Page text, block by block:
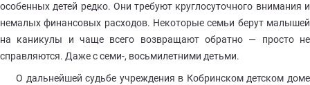
особенных детей редко. Они требуют круглосуточного внимания и
немалых финансовых расходов. Некоторые семьи берут малышей
на каникулы и чаще всего возвращают обратно — просто не
справляются. Даже с семи-, восьмилетними детьми.
О дальнейшей судьбе учреждения в Кобринском детском доме